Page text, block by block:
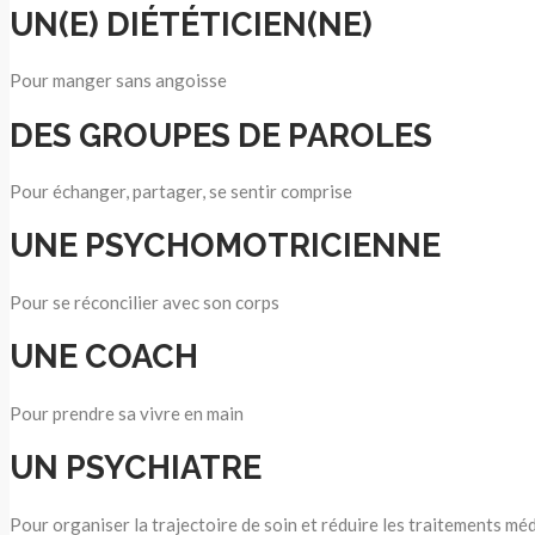
UN(E) DIÉTÉTICIEN(NE)
Pour manger sans angoisse
DES GROUPES DE PAROLES
Pour échanger, partager, se sentir comprise
UNE PSYCHOMOTRICIENNE
Pour se réconcilier avec son corps
UNE COACH
Pour prendre sa vivre en main
UN PSYCHIATRE
Pour organiser la trajectoire de soin et réduire les traitements